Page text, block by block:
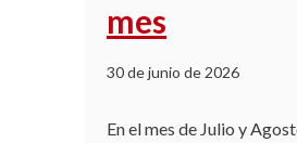
mes
30 de junio de 2026
En el mes de Julio y